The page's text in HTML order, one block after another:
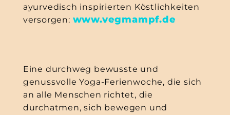
ayurvedisch inspirierten Köstlichkeiten
versorgen: www.vegmampf.de
Eine durchweg bewusste und
genussvolle Yoga-Ferienwoche, die sich
an alle Menschen richtet, die
durchatmen, sich bewegen und